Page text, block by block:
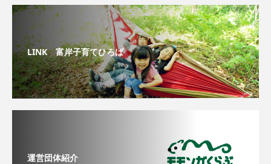
LINK 富岸子育てひろば
運営団体紹介